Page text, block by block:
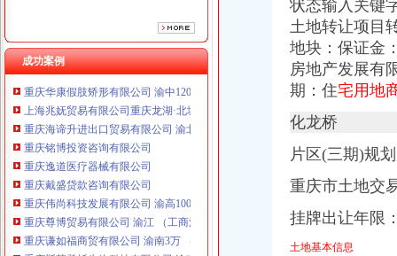
成功案例
重庆谦如福商贸有限公司 渝南3万 （公司转让）
重庆斯苔登托生物科技有限公司 渝南10万 （工商注册）
上海蓝天房屋装饰工程有限公司重庆分公司 渝北 （工商注册）
重庆华康假肢矫形有限公司 渝中120万 （增资）
上海兆妩贸易有限公司重庆龙湖·北城天街分公司 （工商注册）
重庆海谛升进出口贸易有限公司 渝北100万 （进出口权）
重庆铭博投资咨询有限公司
重庆逸道医疗器械有限公司
重庆戴盛贷款咨询有限公司
重庆伟尚科技发展有限公司 渝高100万 （工商注册）
重庆尊博贸易有限公司 渝江 （工商注册）
重庆谦如福商贸有限公司 渝南3万 （公司转让）
重庆斯苔登托生物科技有限公司 渝南10万 （工商注册）
状态输入关键
土地转让项目
地块：保证金
房地产发展有
期：住宅用地
化龙桥
片区(三期)规
重庆市土地交
挂牌出让年
土地基本信息